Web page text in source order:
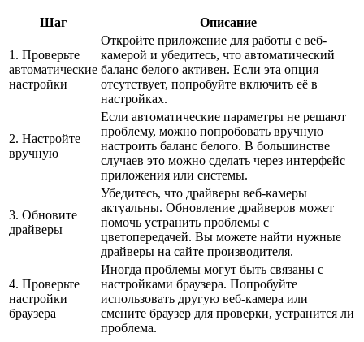
Шаг Описание
1. Проверьте
автоматические
настройки
Откройте приложение для работы с веб-
камерой и убедитесь, что автоматический
баланс белого активен. Если эта опция
отсутствует, попробуйте включить её в
настройках.
2. Настройте
вручную
Если автоматические параметры не решают
проблему, можно попробовать вручную
настроить баланс белого. В большинстве
случаев это можно сделать через интерфейс
приложения или системы.
3. Обновите
драйверы
Убедитесь, что драйверы веб-камеры
актуальны. Обновление драйверов может
помочь устранить проблемы с
цветопередачей. Вы можете найти нужные
драйверы на сайте производителя.
4. Проверьте
настройки
браузера
Иногда проблемы могут быть связаны с
настройками браузера. Попробуйте
использовать другую веб-камера или
смените браузер для проверки, устранится ли
проблема.